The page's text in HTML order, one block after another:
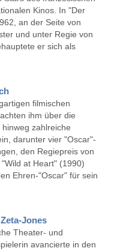
Kinos. In "Der
an der Seite von
und unter Regie von
er sich als
filmischen
ihm über die
zahlreiche
darunter vier "Oscar"-
den Regiepreis von
at Heart" (1990)
Ehren-"Oscar" für sein
Jones
Theater- und
avancierte in den